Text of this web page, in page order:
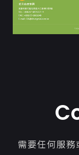
需要任何服務